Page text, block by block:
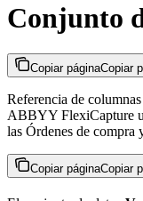
Conjunto
Copiar páginaCopiar
Referencia de
ABBYY FlexiCapture
las Órdenes de compra
Copiar páginaCopiar